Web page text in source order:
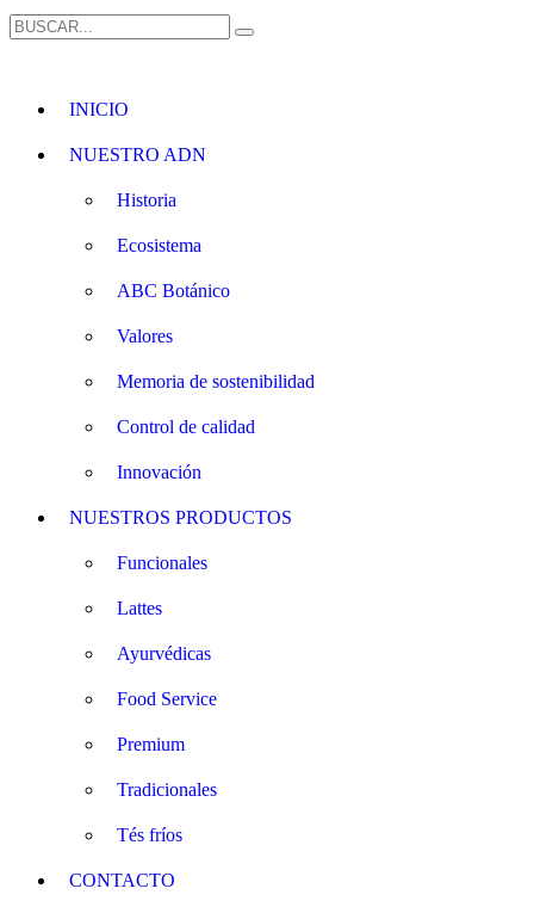
INICIO
NUESTRO ADN
Historia
Ecosistema
ABC Botánico
Valores
Memoria de sostenibilidad
Control de calidad
Innovación
NUESTROS PRODUCTOS
Funcionales
Lattes
Ayurvédicas
Food Service
Premium
Tradicionales
Tés fríos
CONTACTO